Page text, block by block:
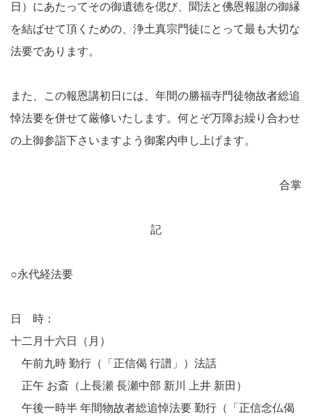
日）にあたってその御遺徳を偲び、聞法と佛恩報謝の御縁
を結ばせて頂くための、浄土真宗門徒にとって最も大切な
法要であります。
また、この報恩講初日には、年間の勝福寺門徒物故者総追
悼法要を併せて厳修いたします。何とぞ万障お繰り合わせ
の上御参詣下さいますよう御案内申し上げます。
合掌
記
○永代経法要
日 時：
十二月十六日（月）
午前九時 勤行（「正信偈 行譜」）法話
正午 お斎（上長瀬 長瀬中部 新川 上井 新田）
午後一時半 年間物故者総追悼法要 勤行（「正信念仏偈